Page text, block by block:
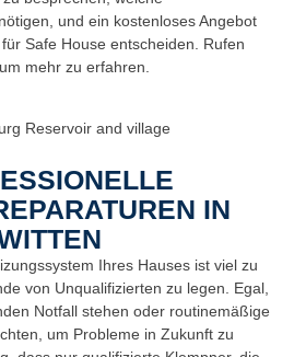
und ein kostenloses Angebot
Safe House entscheiden. Rufen
mehr zu erfahren.
IN
Ihres Hauses ist viel zu
von Unqualifizierten zu legen. Egal,
Notfall stehen oder routinemäßige
um Probleme in Zukunft zu